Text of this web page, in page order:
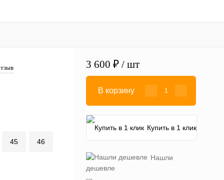
45 46
3 600 ₽ / шт
В корзину
Купить в 1 клик
Нашли
дешевле